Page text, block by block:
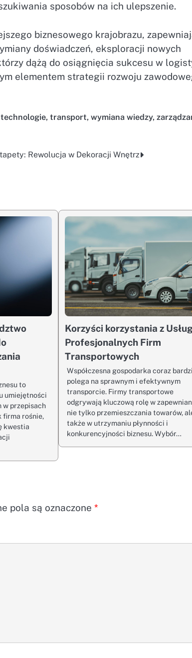
sposobów na ich ulepszenie.
biznesowego krajobrazu,
doświadczeń, eksploracji nowych
dążą do osiągnięcia sukcesu w
elementem strategii rozwoju
technologie, transport, wymiana wiedzy,
Rewolucja w Dekoracji Wnętrz
to
umiejętności
w przepisach
firma rośnie,
kwestia
Korzyści korzystania z
Profesjonalnych Firm
Transportowych
Współczesna gospodarka coraz
polega na sprawnym i efektywnym
transporcie. Firmy transportowe
odgrywają kluczową rolę w
nie tylko przemieszczania towarów,
także w utrzymaniu płynności i
konkurencyjności biznesu. Wybór…
pola są oznaczone *